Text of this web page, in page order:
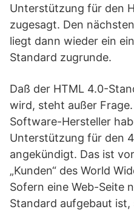
Unterstützung für den
zugesagt. Den
liegt dann wieder ein
Standard zugrunde.
Daß der HTML 4.0-
wird, steht außer
Software-Hersteller
Unterstützung für den
angekündigt. Das ist
„Kunden“ des World
Sofern eine Web-Seite
Standard aufgebaut ist,